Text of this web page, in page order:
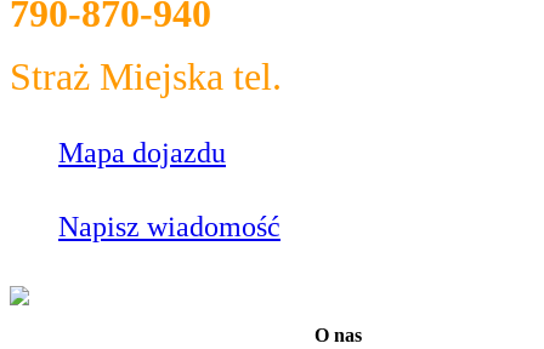
790-870-940
Straż Miejska tel.
Mapa dojazdu
Napisz wiadomość
O nas